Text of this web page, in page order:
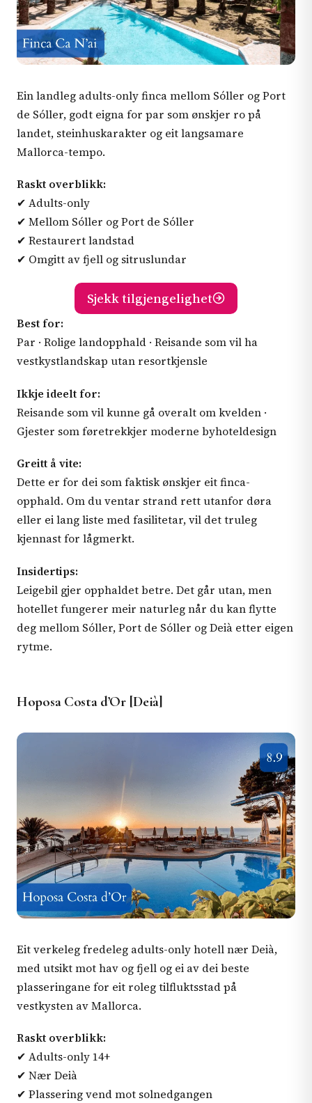
Ein landleg adults-only finca mellom Sóller og Port
de Sóller, godt eigna for par som ønskjer ro på
landet, steinhuskarakter og eit langsamare
Mallorca-tempo.
Raskt overblikk:
✔ Adults-only
✔ Mellom Sóller og Port de Sóller
✔ Restaurert landstad
✔ Omgitt av fjell og sitruslundar
Sjekk tilgjengelighet
Best for:
Par · Rolige landopphald · Reisande som vil ha
vestkystlandskap utan resortkjensle
Ikkje ideelt for:
Reisande som vil kunne gå overalt om kvelden ·
Gjester som føretrekkjer moderne byhoteldesign
Greitt å vite:
Dette er for dei som faktisk ønskjer eit finca-
opphald. Om du ventar strand rett utanfor døra
eller ei lang liste med fasilitetar, vil det truleg
kjennast for lågmerkt.
Insidertips:
Leigebil gjer opphaldet betre. Det går utan, men
hotellet fungerer meir naturleg når du kan flytte
deg mellom Sóller, Port de Sóller og Deià etter eigen
rytme.
Hoposa Costa d’Or [Deià]
Eit verkeleg fredeleg adults-only hotell nær Deià,
med utsikt mot hav og fjell og ei av dei beste
plasseringane for eit roleg tilfluktsstad på
vestkysten av Mallorca.
Raskt overblikk:
✔ Adults-only 14+
✔ Nær Deià
✔ Plassering vend mot solnedgangen